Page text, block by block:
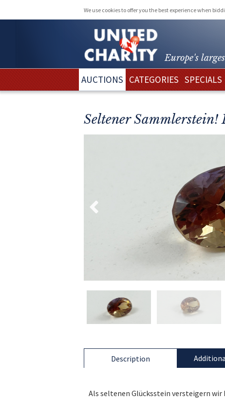
We use cookies to offer you the best experience when
Europe's
AUCTIONS CATEGORIES SPECIALS
Seltener
Description
Als seltenen Glücksstein versteigern